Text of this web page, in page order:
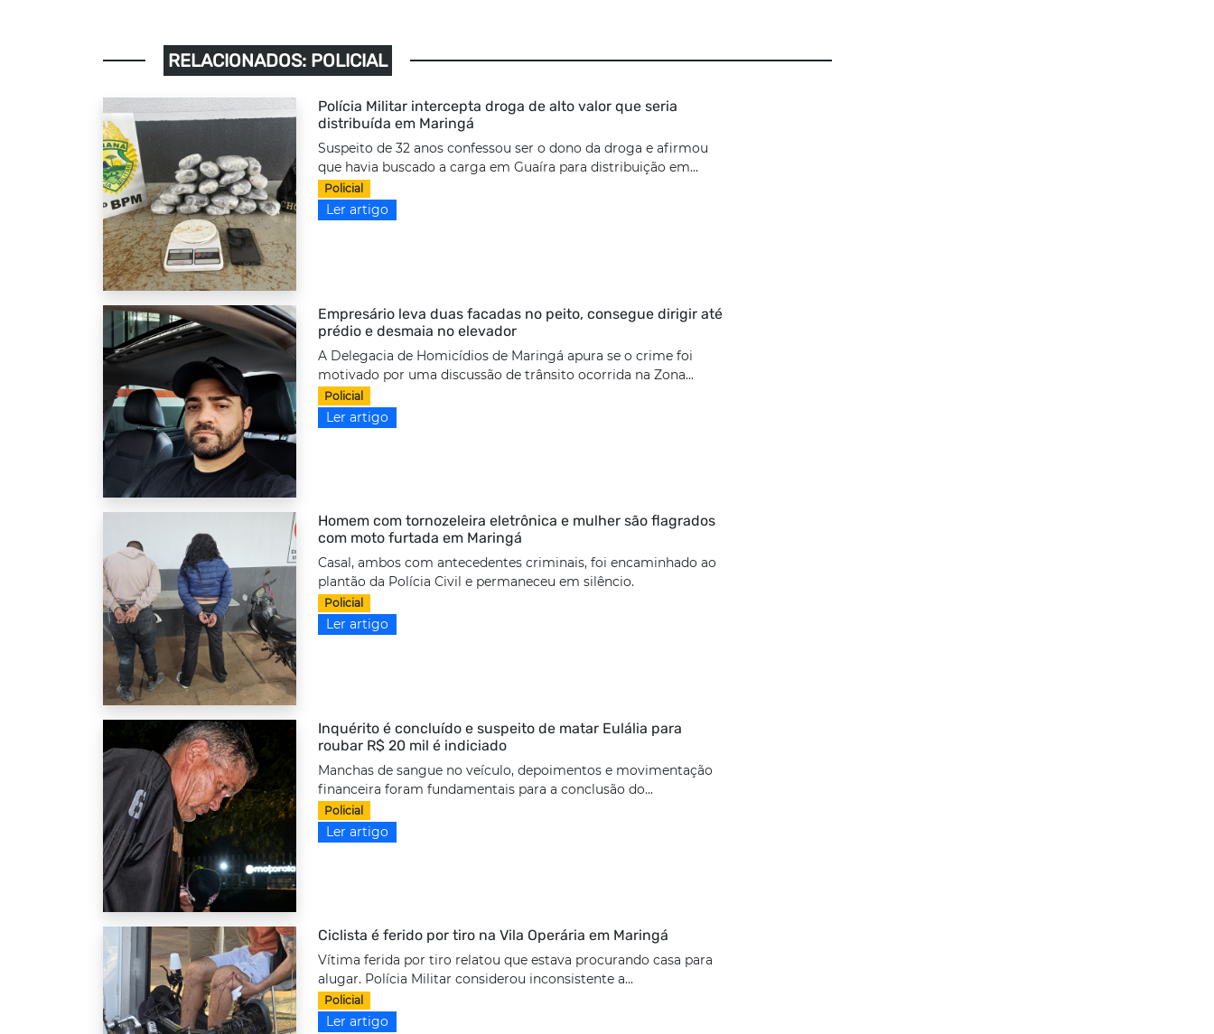
RELACIONADOS: POLICIAL
Polícia Militar intercepta droga de alto valor que seria
distribuída em Maringá
Suspeito de 32 anos confessou ser o dono da droga e afirmou
que havia buscado a carga em Guaíra para distribuição em...
Policial
Ler artigo
Empresário leva duas facadas no peito, consegue dirigir até
prédio e desmaia no elevador
A Delegacia de Homicídios de Maringá apura se o crime foi
motivado por uma discussão de trânsito ocorrida na Zona...
Policial
Ler artigo
Homem com tornozeleira eletrônica e mulher são flagrados
com moto furtada em Maringá
Casal, ambos com antecedentes criminais, foi encaminhado ao
plantão da Polícia Civil e permaneceu em silêncio.
Policial
Ler artigo
Inquérito é concluído e suspeito de matar Eulália para
roubar R$ 20 mil é indiciado
Manchas de sangue no veículo, depoimentos e movimentação
financeira foram fundamentais para a conclusão do...
Policial
Ler artigo
Ciclista é ferido por tiro na Vila Operária em Maringá
Vítima ferida por tiro relatou que estava procurando casa para
alugar. Polícia Militar considerou inconsistente a...
Policial
Ler artigo